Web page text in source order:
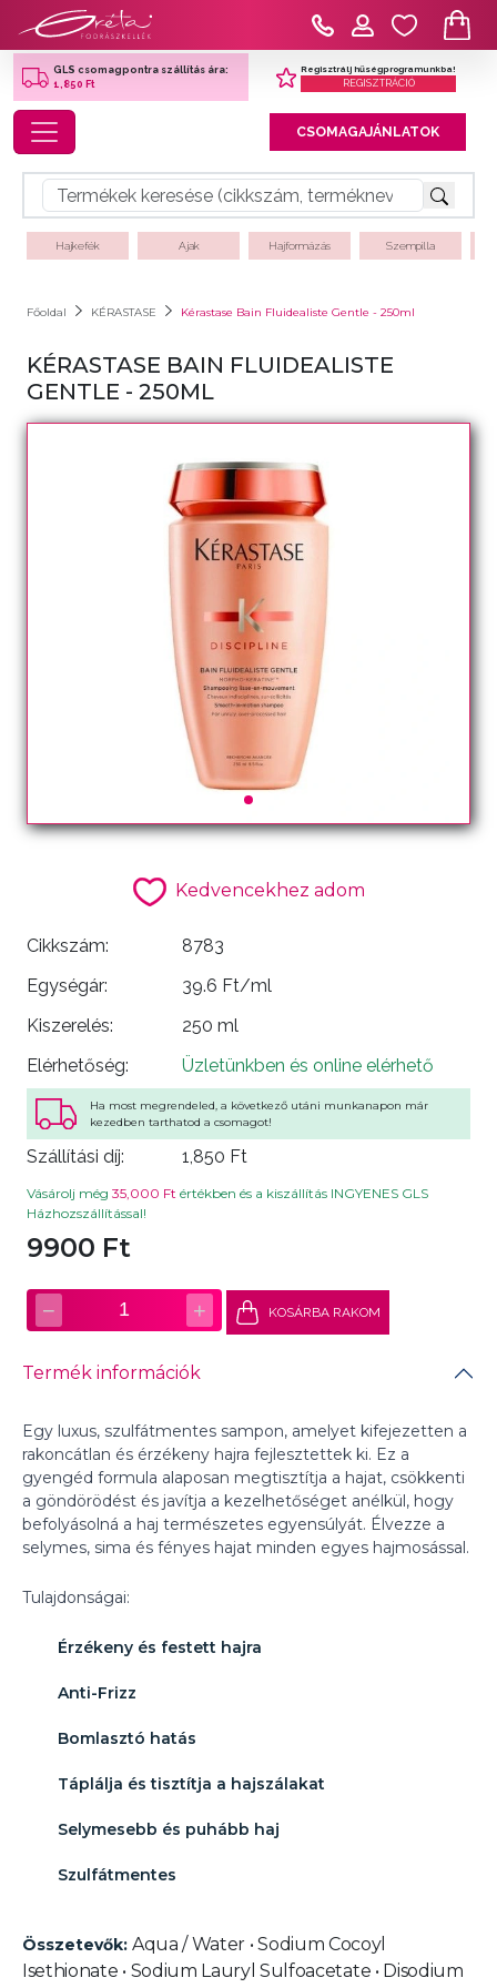
GLS csomagpontra szállítás ára:
1,850 Ft
Regisztrálj hűségprogramunkba!
REGISZTRÁCIÓ
Toggle navigation CSOMAGAJÁNLATOK
Hajkefék Ajak Hajformázás Szempilla
Főoldal KÉRASTASE Kérastase Bain Fluidealiste Gentle - 250ml
KÉRASTASE BAIN FLUIDEALISTE
GENTLE - 250ML
Kedvencekhez adom
Cikkszám:
8783
Egységár:
39.6 Ft/ml
Kiszerelés:
250 ml
Elérhetőség:
Üzletünkben és online elérhető
Ha most megrendeled, a következő utáni munkanapon már
kezedben tarthatod a csomagot!
Szállítási díj: 1,850 Ft
Vásárolj még 35,000 Ft értékben és a kiszállítás INGYENES GLS
Házhozszállítással!
9900 Ft
− 1 + KOSÁRBA RAKOM
Termék információk
Egy luxus, szulfátmentes sampon, amelyet kifejezetten a
rakoncátlan és érzékeny hajra fejlesztettek ki. Ez a
gyengéd formula alaposan megtisztítja a hajat, csökkenti
a göndörödést és javítja a kezelhetőséget anélkül, hogy
befolyásolná a haj természetes egyensúlyát. Élvezze a
selymes, sima és fényes hajat minden egyes hajmosással.
Tulajdonságai:
Érzékeny és festett hajra
Anti-Frizz
Bomlasztó hatás
Táplálja és tisztítja a hajszálakat
Selymesebb és puhább haj
Szulfátmentes
Összetevők: Aqua / Water • Sodium Cocoyl
Isethionate • Sodium Lauryl Sulfoacetate • Disodium